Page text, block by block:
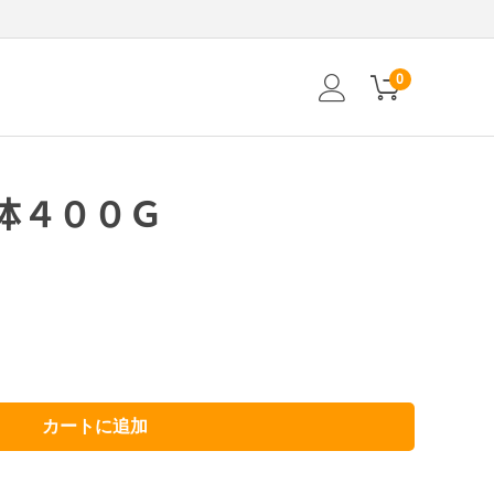
0
４００Ｇ
カートに追加